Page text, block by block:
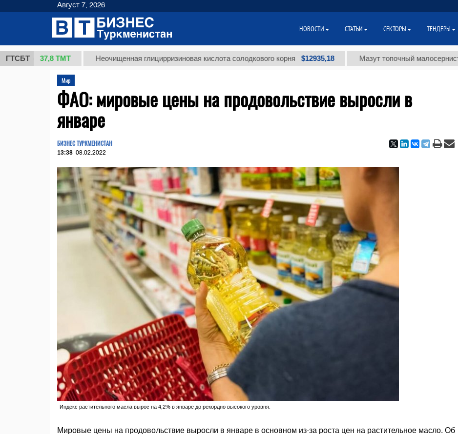
ГТСБТ
37,8 ТМТ Неочищенная глицирризиновая кислота солодкового корня $12935,18 Мазут топочный малосернистый (т.)
Мир
ФАО: мировые цены на продовольствие выросли в
январе
БИЗНЕС ТУРКМЕНИСТАН
13:38 08.02.2022
Индекс растительного масла вырос на 4,2% в январе до рекордно высокого уровня.
Мировые цены на продовольствие выросли в январе в основном из-за роста цен на растительное масло. Об
Август 7, 2026
НОВОСТИ СТАТЬИ СЕКТОРЫ ТЕНДЕРЫ